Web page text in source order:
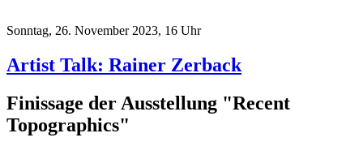
Sonntag, 26. November 2023, 16 Uhr
Artist Talk: Rainer Zerback
Finissage der Ausstellung "Recent
Topographics"